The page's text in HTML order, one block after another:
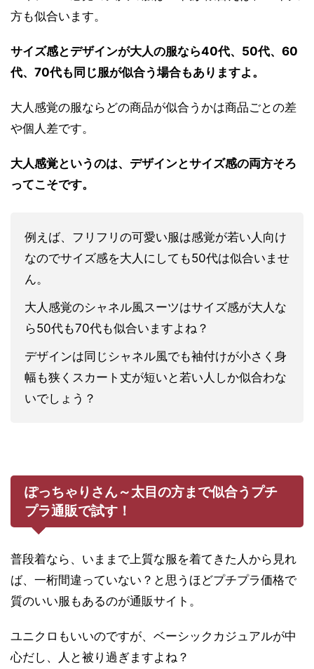
方も似合います。
サイズ感とデザインが大人の服なら40代、50代、60
代、70代も同じ服が似合う場合もありますよ。
大人感覚の服ならどの商品が似合うかは商品ごとの差
や個人差です。
大人感覚というのは、デザインとサイズ感の両方そろ
ってこそです。
例えば、フリフリの可愛い服は感覚が若い人向け
なのでサイズ感を大人にしても50代は似合いませ
ん。
大人感覚のシャネル風スーツはサイズ感が大人な
ら50代も70代も似合いますよね？
デザインは同じシャネル風でも袖付けが小さく身
幅も狭くスカート丈が短いと若い人しか似合わな
いでしょう？
ぽっちゃりさん～太目の方まで似合うプチ
プラ通販で試す！
普段着なら、いままで上質な服を着てきた人から見れ
ば、一桁間違っていない？と思うほどプチプラ価格で
質のいい服もあるのが通販サイト。
ユニクロもいいのですが、ベーシックカジュアルが中
心だし、人と被り過ぎますよね？